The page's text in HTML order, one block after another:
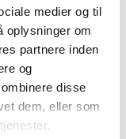
medier og til
oplysninger om
partnere inden
og
disse
dem, eller som